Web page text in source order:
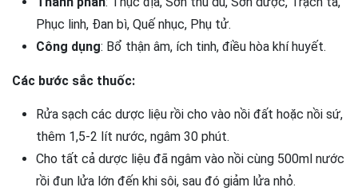
Phục linh, Đan bì, Quế nhục, Phụ tử.
Công dụng: Bổ thận âm, ích tinh, điều hòa khí huyết.
Các bước sắc thuốc:
Rửa sạch các dược liệu rồi cho vào nồi đất hoặc nồi sứ,
thêm 1,5-2 lít nước, ngâm 30 phút.
Cho tất cả dược liệu đã ngâm vào nồi cùng 500ml nước
rồi đun lửa lớn đến khi sôi, sau đó giảm lửa nhỏ.